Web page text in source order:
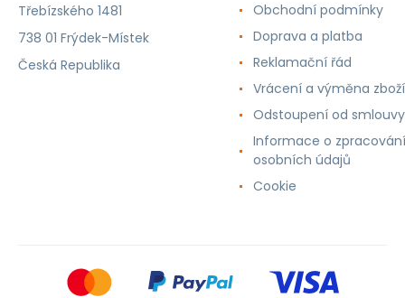
Třebízského 1481
738 01 Frýdek-Místek
Česká Republika
Obchodní podmínky
Doprava a platba
Reklamační řád
Vrácení a výměna zboží
Odstoupení od smlouvy
Informace o zpracování
osobních údajů
Cookie